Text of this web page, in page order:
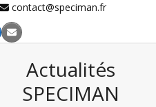
contact@speciman.fr
Actualités
SPECIMAN